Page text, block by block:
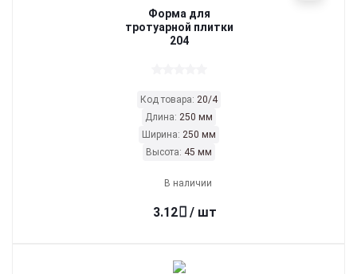
Форма для
тротуарной плитки
204
Код товара: 20/4
Длина: 250 мм
Ширина: 250 мм
Высота: 45 мм
В наличии
3.12 / шт